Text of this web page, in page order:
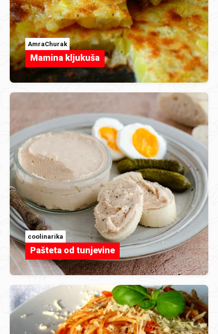
AmraChurak
Mamina kljukuša
coolinarika
Pašteta od tunjevine